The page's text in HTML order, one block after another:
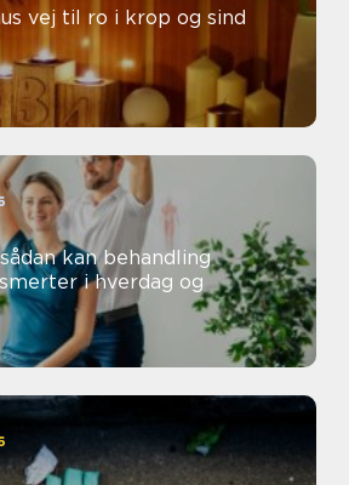
Massage Århus vej til ro i krop og sind
kan behandling
i hverdag og